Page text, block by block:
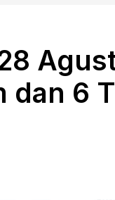
dan 6